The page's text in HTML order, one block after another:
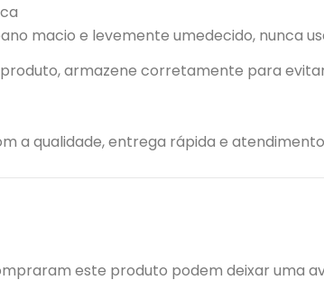
macio e levemente umedecido, nunca
armazene corretamente para
a qualidade, entrega rápida e
este produto podem deixar uma